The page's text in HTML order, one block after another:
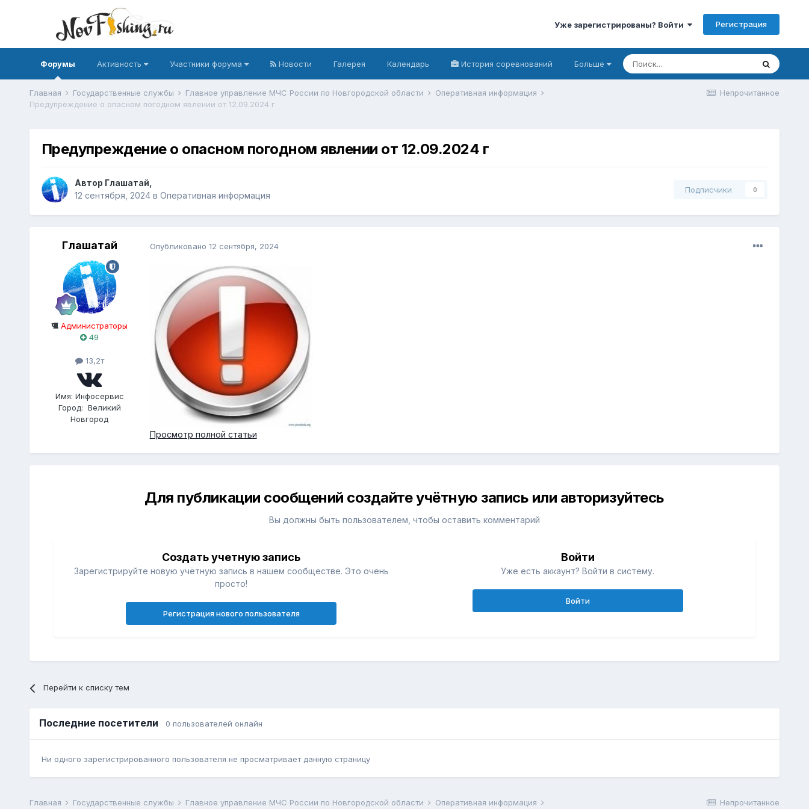
Уже зарегистрированы? Войти Регистрация
Форумы Активность Участники форума Новости Галерея Календарь История соревнований Больше
Непрочитанное
Главная Государственные службы Главное управление МЧС России по Новгородской области
Оперативная информация
Предупреждение о опасном погодном явлении от 12.09.2024 г
Предупреждение о опасном погодном явлении от 12.09.2024 г
Автор Глашатай
12 сентября, 2024в Оперативная информация
Подписчики 0
Глашатай
Администраторы
49
13,2т
Имя: Инфосервис
Город: Великий
Новгород
Опубликовано 12 сентября, 2024
Просмотр полной статьи
Для публикации сообщений создайте учётную запись или авторизуйтесь
Вы должны быть пользователем, чтобы оставить комментарий
Создать учетную запись
Зарегистрируйте новую учётную запись в нашем сообществе. Это очень
просто!
Регистрация нового пользователя
Войти
Уже есть аккаунт? Войти в систему.
Войти
Перейти к списку тем
Последние посетители 0 пользователей онлайн
Ни одного зарегистрированного пользователя не просматривает данную страницу
Непрочитанное
Главная Государственные службы Главное управление МЧС России по Новгородской области Оперативная информация